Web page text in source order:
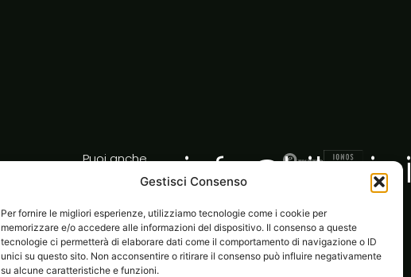
Gestisci Consenso
Per fornire le migliori esperienze, utilizziamo tecnologie come i cookie per
memorizzare e/o accedere alle informazioni del dispositivo. Il consenso a queste
tecnologie ci permetterà di elaborare dati come il comportamento di navigazione o ID
unici su questo sito. Non acconsentire o ritirare il consenso può influire negativamente
su alcune caratteristiche e funzioni.
Puoi anche
inviarci un’email